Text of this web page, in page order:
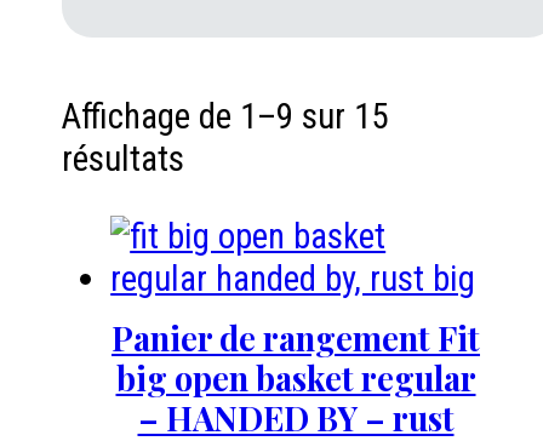
Affichage de 1–9 sur 15
résultats
Panier de rangement Fit
big open basket regular
– HANDED BY – rust